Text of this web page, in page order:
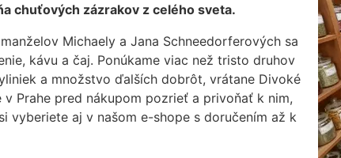
chuťových zázrakov z celého sveta.
Michaely a Jana Schneedorferových sa
kávu a čaj. Ponúkame viac než tristo druhov
a množstvo ďalších dobrôt, vrátane Divoké
Prahe pred nákupom pozrieť a privoňať k nim,
vyberiete aj v našom e-shope s doručením až k